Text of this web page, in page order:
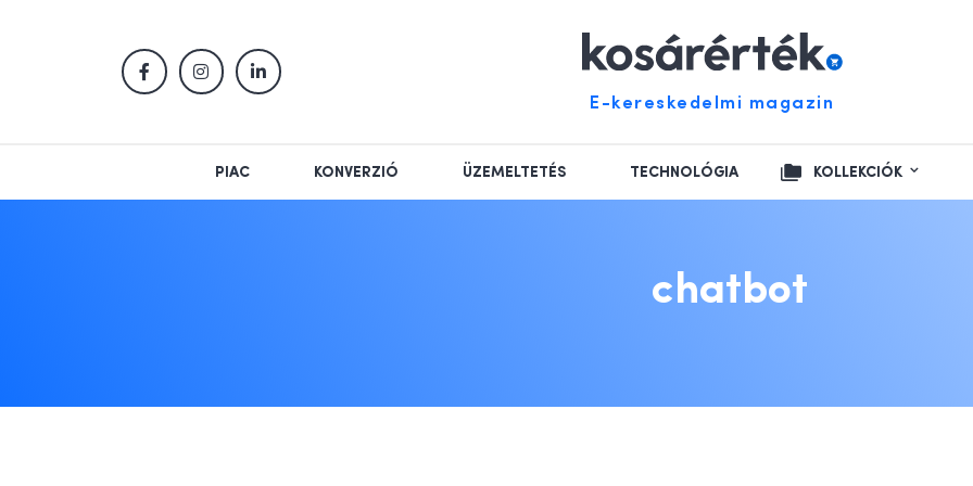
E-kereskedelmi magazin
PIAC KONVERZIÓ ÜZEMELTETÉS TECHNOLÓGIA KOLLEKCIÓK
chatbot